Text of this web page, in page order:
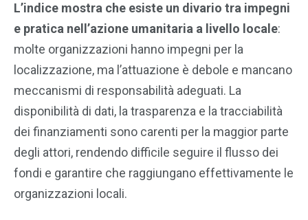
L’indice mostra che esiste un divario tra impegni
e pratica nell’azione umanitaria a livello locale:
molte organizzazioni hanno impegni per la
localizzazione, ma l’attuazione è debole e mancano
meccanismi di responsabilità adeguati. La
disponibilità di dati, la trasparenza e la tracciabilità
dei finanziamenti sono carenti per la maggior parte
degli attori, rendendo difficile seguire il flusso dei
fondi e garantire che raggiungano effettivamente le
organizzazioni locali.